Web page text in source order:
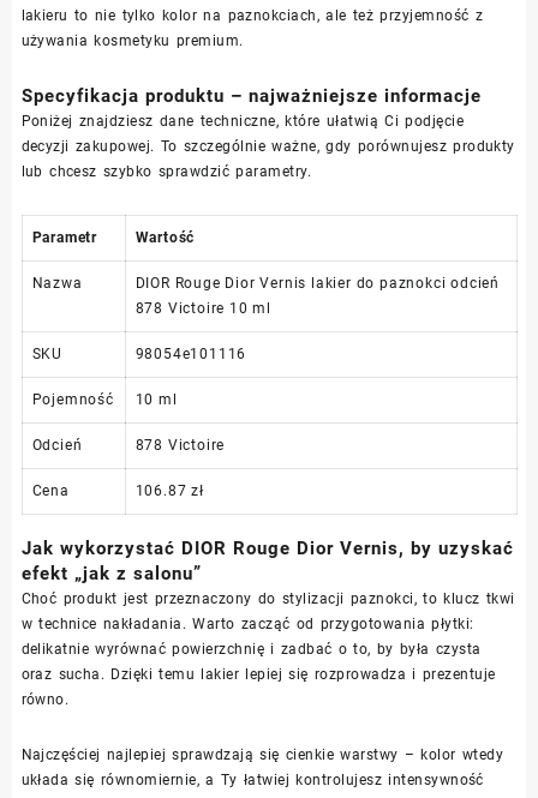
lakieru to nie tylko kolor na paznokciach, ale też przyjemność z
używania kosmetyku premium.
Specyfikacja produktu – najważniejsze informacje
Poniżej znajdziesz dane techniczne, które ułatwią Ci podjęcie
decyzji zakupowej. To szczególnie ważne, gdy porównujesz produkty
lub chcesz szybko sprawdzić parametry.
Parametr Wartość
Nazwa
DIOR Rouge Dior Vernis lakier do paznokci odcień
878 Victoire 10 ml
SKU 98054e101116
Pojemność 10 ml
Odcień 878 Victoire
Cena 106.87 zł
Jak wykorzystać DIOR Rouge Dior Vernis, by uzyskać
efekt „jak z salonu”
Choć produkt jest przeznaczony do stylizacji paznokci, to klucz tkwi
w technice nakładania. Warto zacząć od przygotowania płytki:
delikatnie wyrównać powierzchnię i zadbać o to, by była czysta
oraz sucha. Dzięki temu lakier lepiej się rozprowadza i prezentuje
równo.
Najczęściej najlepiej sprawdzają się cienkie warstwy – kolor wtedy
układa się równomiernie, a Ty łatwiej kontrolujesz intensywność